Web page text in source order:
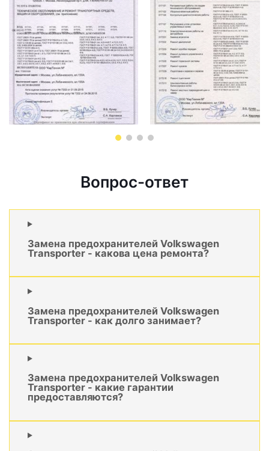
Вопрос-ответ
Замена предохранителей Volkswagen
Transporter - какова цена ремонта?
Замена предохранителей Volkswagen
Transporter - как долго занимает?
Замена предохранителей Volkswagen
Transporter - какие гарантии
предоставляются?